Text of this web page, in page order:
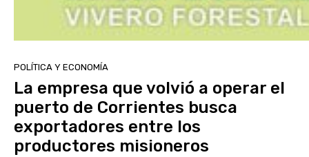
POLÍTICA Y ECONOMÍA
La empresa que volvió a operar el
puerto de Corrientes busca
exportadores entre los
productores misioneros